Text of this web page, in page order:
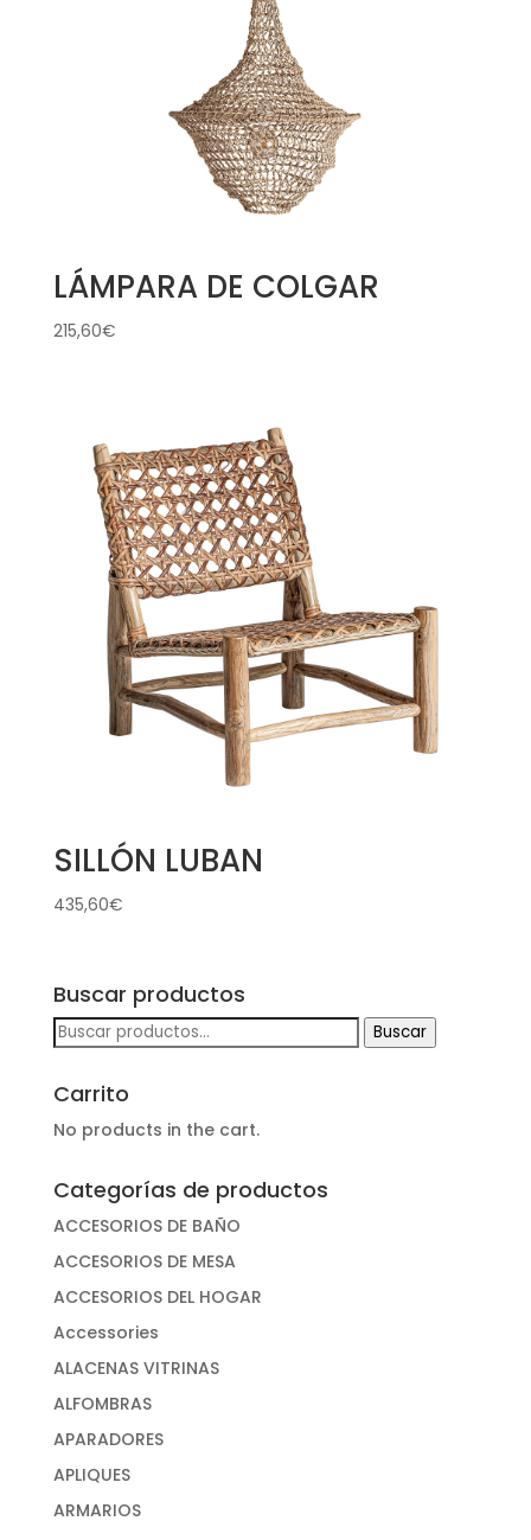
LÁMPARA DE COLGAR
215,60€
SILLÓN LUBAN
435,60€
Buscar productos
Buscar
Buscar
Carrito
No products in the cart.
Categorías de productos
ACCESORIOS DE BAÑO
ACCESORIOS DE MESA
ACCESORIOS DEL HOGAR
Accessories
ALACENAS VITRINAS
ALFOMBRAS
APARADORES
APLIQUES
ARMARIOS